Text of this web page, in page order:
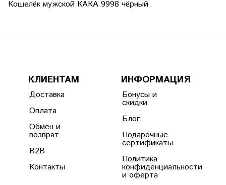
Кошелёк мужской КАКА 9998 чёрный
КЛИЕНТАМ
Доставка
Оплата
Обмен и
возврат
B2B
Контакты
ИНФОРМАЦИЯ
Бонусы и
скидки
Блог
Подарочные
сертификаты
Политика
конфиденциальности
и оферта